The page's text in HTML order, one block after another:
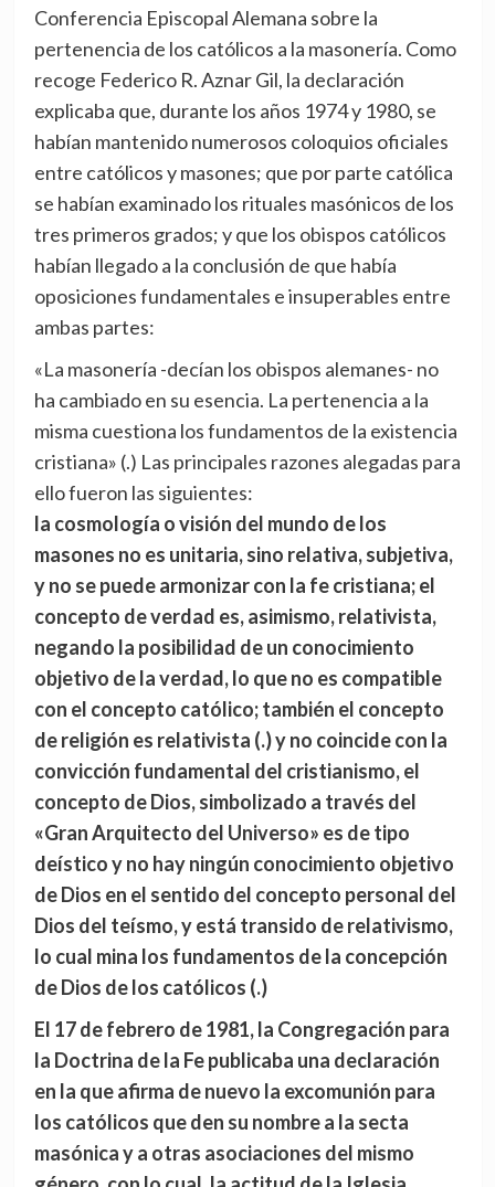
Conferencia Episcopal Alemana sobre la
pertenencia de los católicos a la masonería. Como
recoge Federico R. Aznar Gil, la declaración
explicaba que, durante los años 1974 y 1980, se
habían mantenido numerosos coloquios oficiales
entre católicos y masones; que por parte católica
se habían examinado los rituales masónicos de los
tres primeros grados; y que los obispos católicos
habían llegado a la conclusión de que había
oposiciones fundamentales e insuperables entre
ambas partes:
«La masonería -decían los obispos alemanes- no
ha cambiado en su esencia. La pertenencia a la
misma cuestiona los fundamentos de la existencia
cristiana» (.) Las principales razones alegadas para
ello fueron las siguientes:
la cosmología o visión del mundo de los
masones no es unitaria, sino relativa, subjetiva,
y no se puede armonizar con la fe cristiana; el
concepto de verdad es, asimismo, relativista,
negando la posibilidad de un conocimiento
objetivo de la verdad, lo que no es compatible
con el concepto católico; también el concepto
de religión es relativista (.) y no coincide con la
convicción fundamental del cristianismo, el
concepto de Dios, simbolizado a través del
«Gran Arquitecto del Universo» es de tipo
deístico y no hay ningún conocimiento objetivo
de Dios en el sentido del concepto personal del
Dios del teísmo, y está transido de relativismo,
lo cual mina los fundamentos de la concepción
de Dios de los católicos (.)
El 17 de febrero de 1981, la Congregación para
la Doctrina de la Fe publicaba una declaración
en la que afirma de nuevo la excomunión para
los católicos que den su nombre a la secta
masónica y a otras asociaciones del mismo